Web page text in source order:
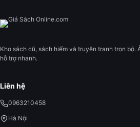
Kho sách cũ, sách hiếm và truyện tranh trọn bộ.
hỗ trợ nhanh.
Liên hệ
0963210458
Hà Nội